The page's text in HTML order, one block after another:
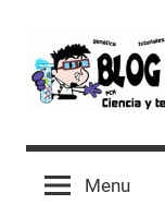
content
Blog
de
Tutoriales,Menu